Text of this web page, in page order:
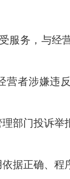
服务，与经
者涉嫌违
部门投诉举
据正确、程